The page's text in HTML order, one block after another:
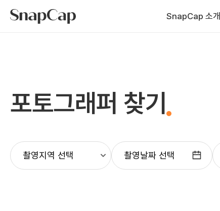
SnapCap 소개
포토그래퍼 찾기
촬영날짜 선택